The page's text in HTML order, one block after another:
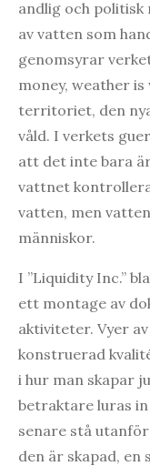
andlig och politisk
av vatten som
genomsyrar
money, weather
territoriet, den
våld. I verkets
att det inte bara
vattnet
vatten, men
människor.
I ”Liquidity Inc.”
ett montage av
aktiviteter. Vyer
konstruerad
i hur man skapar
betraktare luras
senare stå
den är skapad, en